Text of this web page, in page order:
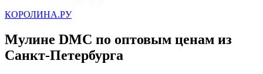
КОРОЛИНА.РУ
Мулине DMC по оптовым ценам из
Санкт-Петербурга